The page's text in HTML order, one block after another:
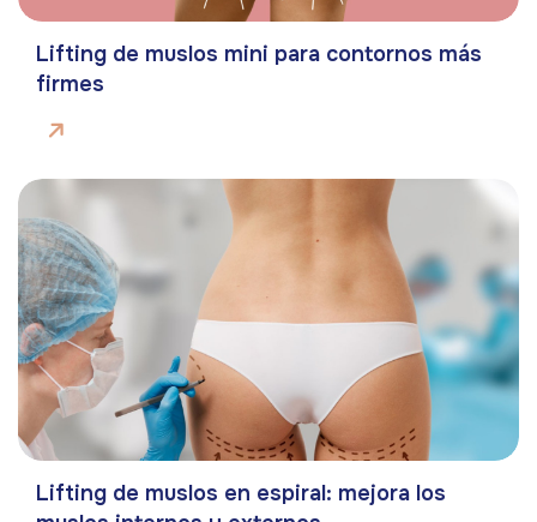
Lifting de muslos mini para contornos más
firmes
Lifting de muslos en espiral: mejora los